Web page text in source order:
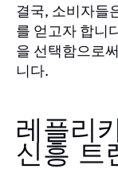
결국, 소비자들
를 얻고자 합니
을 선택함으로
니다.
레플리
신흥 트